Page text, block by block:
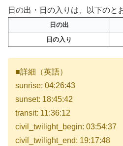
日の出・日の入りは、以下のと
日の出
日の入り
■詳細（英語）
sunrise: 04:26:43
sunset: 18:45:42
transit: 11:36:12
civil_twilight_begin: 03:54:37
civil_twilight_end: 19:17:48